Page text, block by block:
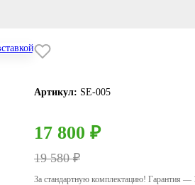
Артикул: SE-005
17 800 ₽
19 580 ₽
За стандартную комплектацию! Гарантия —